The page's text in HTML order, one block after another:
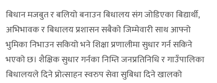
बिधान मजबुत र बलियो बनाउन बिधालय संग जोडिएका बिद्यार्थी,
अभिभावक र बिधालय प्रशासन सबैको जिम्मेवारी साथ आफ्नो
भुमिका निभाउन सकियो भने शिक्षा प्रणालीमा सुधार गर्न सकिने
भएको छ। शैक्षिक सुधार गर्नका निम्ति जनप्रतिनिधि र गाउँपालिका
बिधालयले दिने प्रोत्साहन स्वरुप सेवा सुबिधा दिने खालको